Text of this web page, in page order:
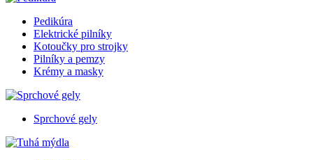
Pedikúra
Elektrické pilníky
Kotoučky pro strojky
Pilníky a pemzy
Krémy a masky
Sprchové gely